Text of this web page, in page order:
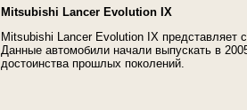
Mitsubishi Lancer Evolution IX
Mitsubishi Lancer Evolution IX представляет
Данные автомобили начали выпускать в
достоинства прошлых поколений.